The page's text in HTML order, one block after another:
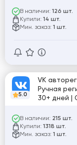
В наличии: 126 шт.
Купили: 14 шт.
Мин. заказ: 1 шт.
5.0
VK
Ручная
30+ дней |
В наличии: 215 шт.
Купили: 1318 шт.
Мин. заказ: 1 шт.